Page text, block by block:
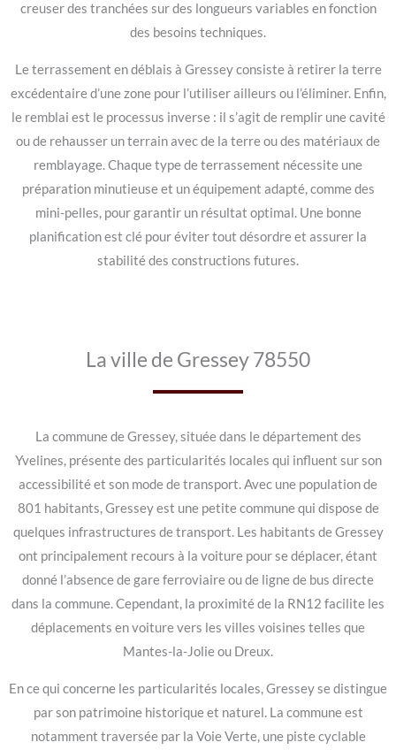
creuser des tranchées sur des longueurs variables en fonction
des besoins techniques.
Le terrassement en déblais à Gressey consiste à retirer la terre
excédentaire d’une zone pour l’utiliser ailleurs ou l’éliminer. Enfin,
le remblai est le processus inverse : il s’agit de remplir une cavité
ou de rehausser un terrain avec de la terre ou des matériaux de
remblayage. Chaque type de terrassement nécessite une
préparation minutieuse et un équipement adapté, comme des
mini-pelles, pour garantir un résultat optimal. Une bonne
planification est clé pour éviter tout désordre et assurer la
stabilité des constructions futures.
La ville de Gressey 78550
La commune de Gressey, située dans le département des
Yvelines, présente des particularités locales qui influent sur son
accessibilité et son mode de transport. Avec une population de
801 habitants, Gressey est une petite commune qui dispose de
quelques infrastructures de transport. Les habitants de Gressey
ont principalement recours à la voiture pour se déplacer, étant
donné l’absence de gare ferroviaire ou de ligne de bus directe
dans la commune. Cependant, la proximité de la RN12 facilite les
déplacements en voiture vers les villes voisines telles que
Mantes-la-Jolie ou Dreux.
En ce qui concerne les particularités locales, Gressey se distingue
par son patrimoine historique et naturel. La commune est
notamment traversée par la Voie Verte, une piste cyclable